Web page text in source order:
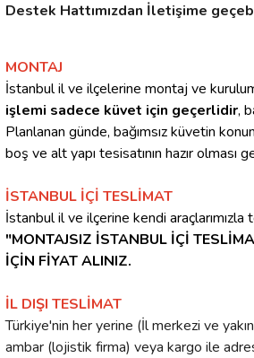
Destek Hattımızdan İletişime
MONTAJ
İstanbul il ve ilçelerine montaj ve
işlemi sadece küvet için geçerlidir,
Planlanan günde, bağımsız küvetin
boş ve alt yapı tesisatının hazır olması
İSTANBUL İÇİ TESLİMAT
İstanbul il ve ilçerine kendi
"MONTAJSIZ İSTANBUL İÇİ
İÇİN FİYAT ALINIZ.
İL DIŞI TESLİMAT
Türkiye'nin her yerine (İl merkezi ve
ambar (lojistik firma) veya kargo ile